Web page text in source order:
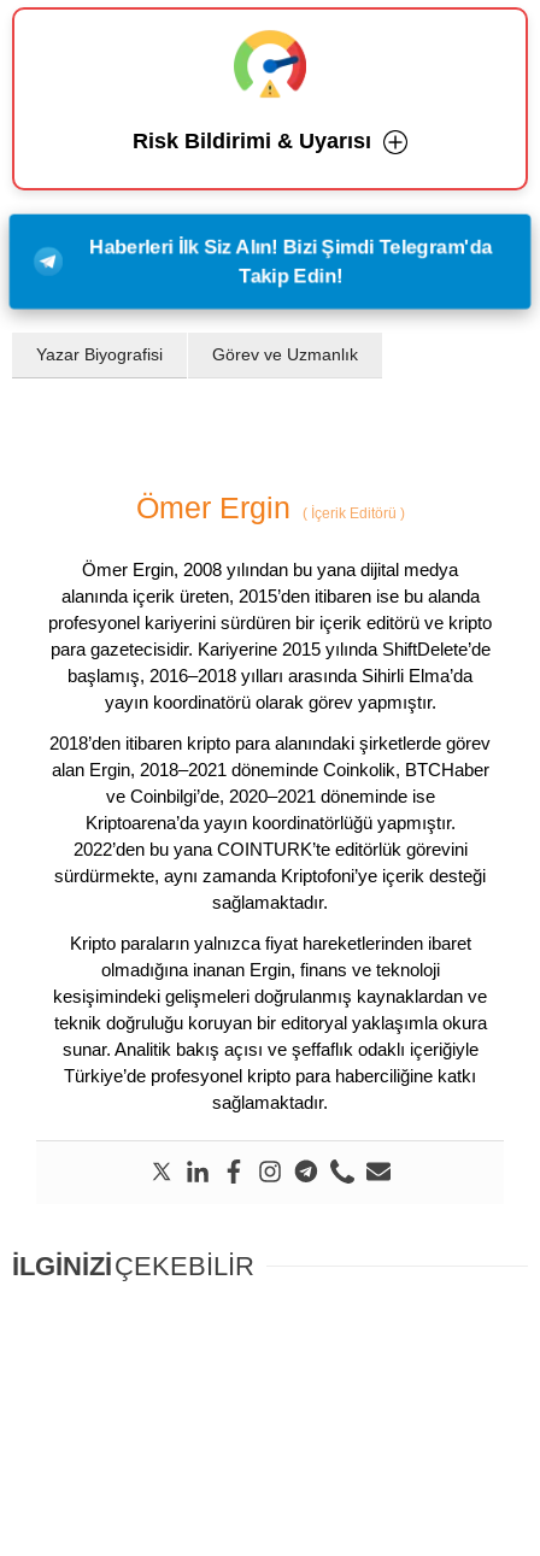
Risk Bildirimi & Uyarısı
Haberleri İlk Siz Alın! Bizi Şimdi Telegram'da
Takip Edin!
Yazar Biyografisi Görev ve Uzmanlık
Ömer Ergin (İçerik Editörü )
Ömer Ergin, 2008 yılından bu yana dijital medya
alanında içerik üreten, 2015’den itibaren ise bu alanda
profesyonel kariyerini sürdüren bir içerik editörü ve kripto
para gazetecisidir. Kariyerine 2015 yılında ShiftDelete’de
başlamış, 2016–2018 yılları arasında Sihirli Elma’da
yayın koordinatörü olarak görev yapmıştır.
2018’den itibaren kripto para alanındaki şirketlerde görev
alan Ergin, 2018–2021 döneminde Coinkolik, BTCHaber
ve Coinbilgi’de, 2020–2021 döneminde ise
Kriptoarena’da yayın koordinatörlüğü yapmıştır.
2022’den bu yana COINTURK’te editörlük görevini
sürdürmekte, aynı zamanda Kriptofoni’ye içerik desteği
sağlamaktadır.
Kripto paraların yalnızca fiyat hareketlerinden ibaret
olmadığına inanan Ergin, finans ve teknoloji
kesişimindeki gelişmeleri doğrulanmış kaynaklardan ve
teknik doğruluğu koruyan bir editoryal yaklaşımla okura
sunar. Analitik bakış açısı ve şeffaflık odaklı içeriğiyle
Türkiye’de profesyonel kripto para haberciliğine katkı
sağlamaktadır.
İLGİNİZİÇEKEBİLİR